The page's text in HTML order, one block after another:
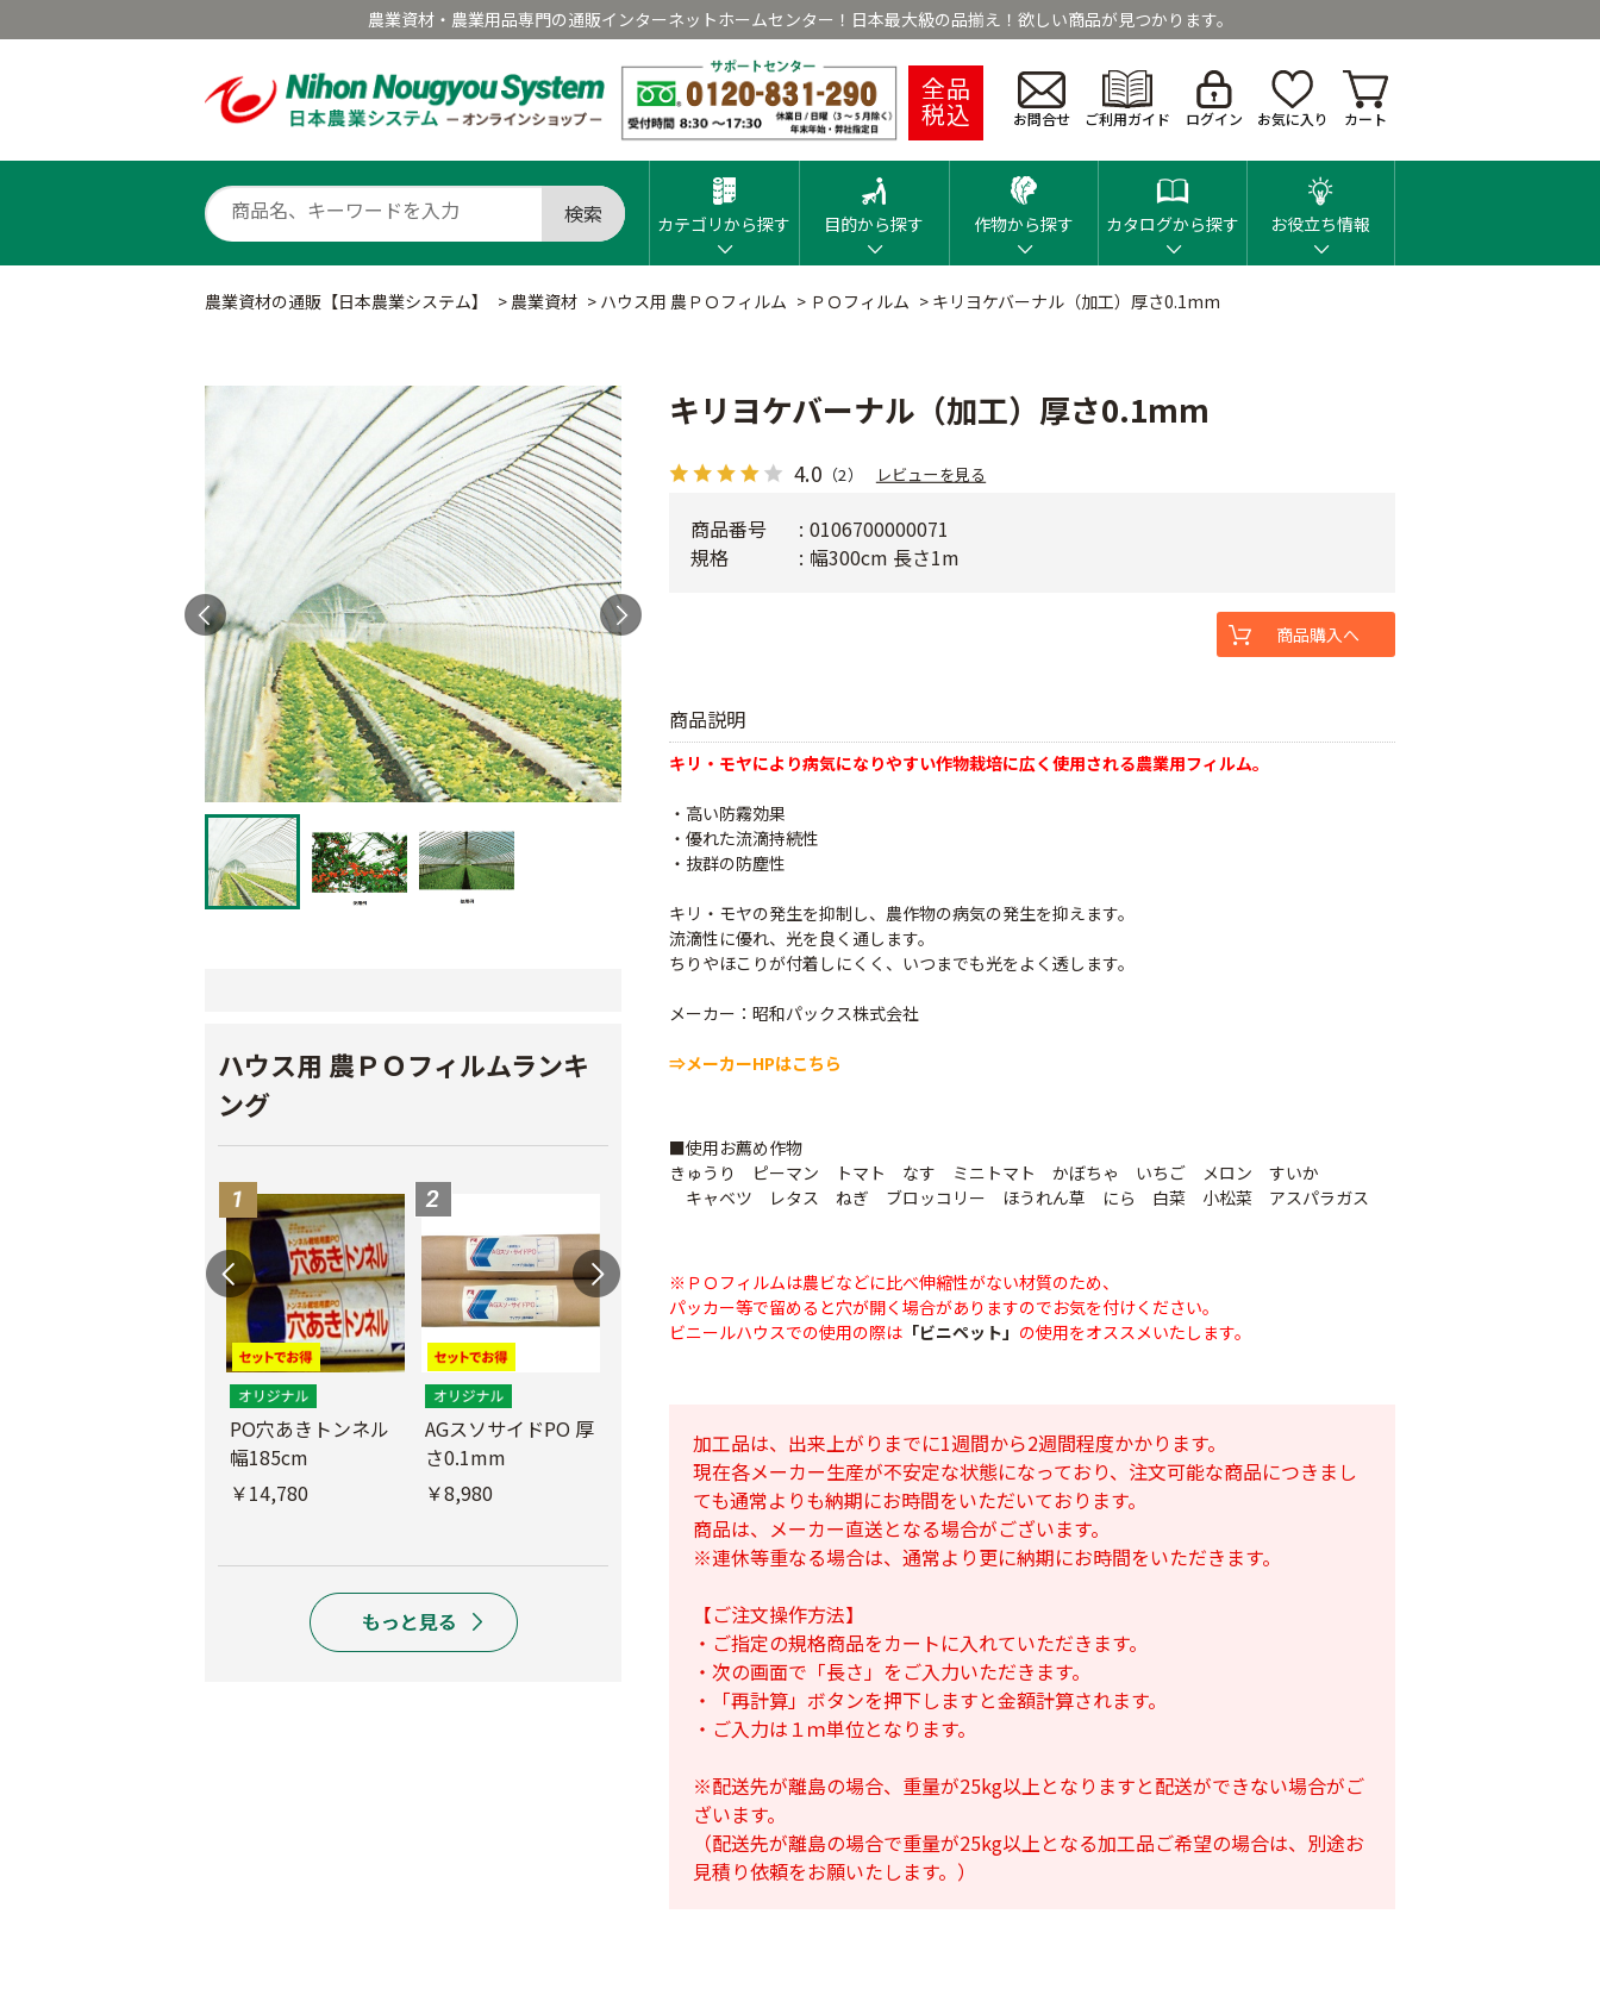
農業資材・農業用品専門の通販インターネットホームセンター！日本最大級の品揃え！欲しい商品が見つかります。
全品
税込 お問合せ ご利用ガイド ログイン お気に入り カート
検索 カテゴリから探す 目的から探す 作物から探す カタログから探す お役立ち情報
農業資材の通販【日本農業システム】 > 農業資材 > ハウス用 農ＰＯフィルム > ＰＯフィルム > キリヨケバーナル（加工）厚さ0.1mm
ハウス用 農ＰＯフィルムランキ
ング
PO穴あきトンネル
幅185cm
￥14,780
AGスソサイドPO 厚
さ0.1mm
￥8,980
PO穴あきトンネル
幅210cm
￥16,800
￥3,790
POフィルム（AG自
社加工）厚さ
￥10,200
キリヨケバーナル（加工）厚さ0.1mm
4.0 （2） レビューを見る
商品説明
キリ・モヤにより病気になりやすい作物栽培に広く使用される農業用フィルム。
・高い防霧効果
・優れた流滴持続性
・抜群の防塵性
キリ・モヤの発生を抑制し、農作物の病気の発生を抑えます。
流滴性に優れ、光を良く通します。
ちりやほこりが付着しにくく、いつまでも光をよく透します。
メーカー：昭和パックス株式会社
⇒メーカーHPはこちら
■使用お薦め作物
きゅうり ピーマン トマト なす ミニトマト かぼちゃ いちご メロン すいか
キャベツ レタス ねぎ ブロッコリー ほうれん草 にら 白菜 小松菜 アスパラガス
※ＰＯフィルムは農ビなどに比べ伸縮性がない材質のため、
パッカー等で留めると穴が開く場合がありますのでお気を付けください。
ビニールハウスでの使用の際は 「ビニペット」 の使用をオススメいたします。
加工品は、出来上がりまでに1週間から2週間程度かかります。
現在各メーカー生産が不安定な状態になっており、注文可能な商品につきまし
ても通常よりも納期にお時間をいただいております。
商品は、メーカー直送となる場合がございます。
※連休等重なる場合は、通常より更に納期にお時間をいただきます。
【ご注文操作方法】
・ご指定の規格商品をカートに入れていただきます。
・次の画面で「長さ」をご入力いただきます。
・「再計算」ボタンを押下しますと金額計算されます。
・ご入力は１ｍ単位となります。
※配送先が離島の場合、重量が25kg以上となりますと配送ができない場合がご
ざいます。
（配送先が離島の場合で重量が25kg以上となる加工品ご希望の場合は、別途お
見積り依頼をお願いたします。）
商品番号
0106700000071
規格
幅300cm 長さ1m
商品購入へ